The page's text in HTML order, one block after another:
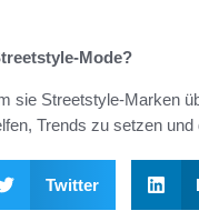
Mode?
sie Streetstyle-Marken
Trends zu setzen
Twitter